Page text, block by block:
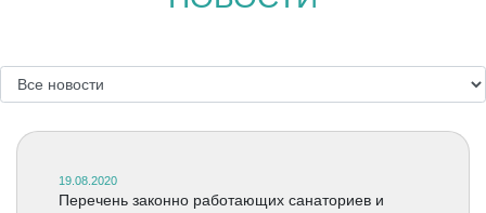
19.08.2020
Перечень законно работающих санаториев и